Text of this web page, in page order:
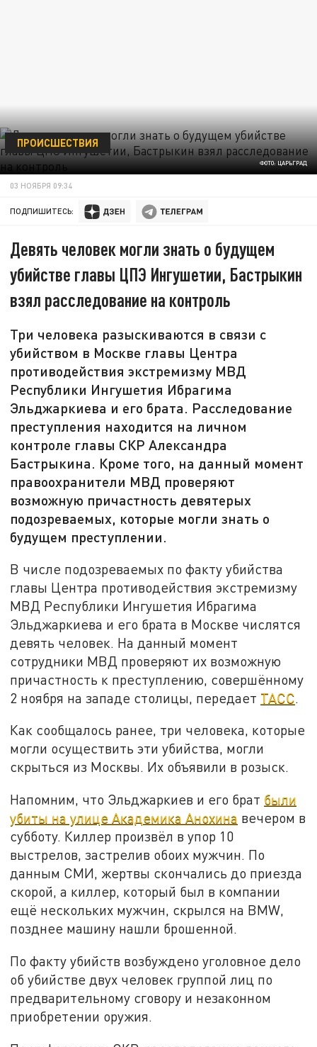
ФОТО: ЦАРЬГРАД
ПРОИСШЕСТВИЯ
03 НОЯБРЯ 09:34
ПОДПИШИТЕСЬ:
Девять человек могли знать о будущем
убийстве главы ЦПЭ Ингушетии, Бастрыкин
взял расследование на контроль
Три человека разыскиваются в связи с
убийством в Москве главы Центра
противодействия экстремизму МВД
Республики Ингушетия Ибрагима
Эльджаркиева и его брата. Расследование
преступления находится на личном
контроле главы СКР Александра
Бастрыкина. Кроме того, на данный момент
правоохранители МВД проверяют
возможную причастность девятерых
подозреваемых, которые могли знать о
будущем преступлении.
В числе подозреваемых по факту убийства
главы Центра противодействия экстремизму
МВД Республики Ингушетия Ибрагима
Эльджаркиева и его брата в Москве числятся
девять человек. На данный момент
сотрудники МВД проверяют их возможную
причастность к преступлению, совершённому
2 ноября на западе столицы, передает ТАСС.
Как сообщалось ранее, три человека, которые
могли осуществить эти убийства, могли
скрыться из Москвы. Их объявили в розыск.
Напомним, что Эльджаркиев и его брат были
убиты на улице Академика Анохина вечером в
субботу. Киллер произвёл в упор 10
выстрелов, застрелив обоих мужчин. По
данным СМИ, жертвы скончались до приезда
скорой, а киллер, который был в компании
ещё нескольких мужчин, скрылся на BMW,
позднее машину нашли брошенной.
По факту убийств возбуждено уголовное дело
об убийстве двух человек группой лиц по
предварительному сговору и незаконном
приобретении оружия.